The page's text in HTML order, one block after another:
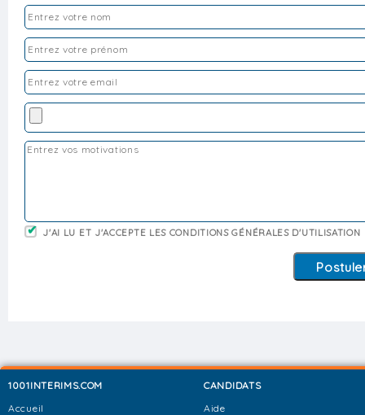
J'AI LU ET J'ACCEPTE LES CONDITIONS GÉNÉRALES D'UTILISATION
1001INTERIMS.COM
Accueil
CANDIDATS
Aide